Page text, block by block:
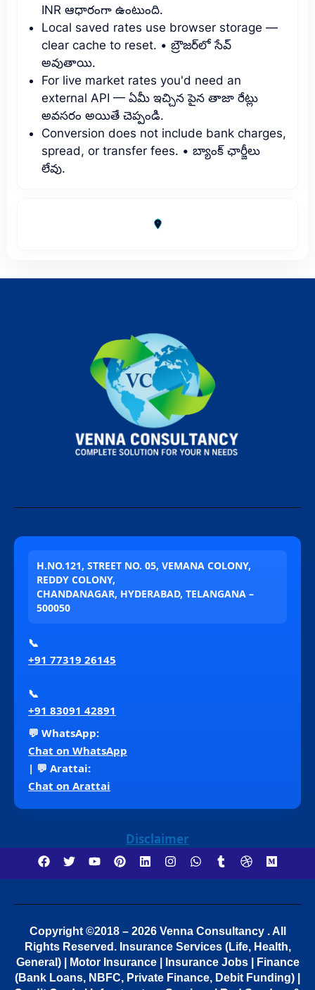
INR ఆధారంగా ఉంటుంది.
Local saved rates use browser storage —
clear cache to reset. • బ్రౌజర్‌లో సేవ్
అవుతాయి.
For live market rates you'd need an
external API — ఏమీ ఇచ్చిన పైన తాజా రేట్లు
అవసరం అయితే చెప్పండి.
Conversion does not include bank charges,
spread, or transfer fees. • బ్యాంక్ ఛార్జీలు
లేవు.
H.NO.121, STREET NO. 05, VEMANA COLONY,
REDDY COLONY,
CHANDANAGAR, HYDERABAD, TELANGANA –
500050
📞
+91 77319 26145
📞
+91 83091 42891
💬 WhatsApp:
Chat on WhatsApp
| 💬 Arattai:
Chat on Arattai
Disclaimer
Copyright ©2018 – 2026 Venna Consultancy . All
Rights Reserved. Insurance Services (Life, Health,
General) | Motor Insurance | Insurance Jobs | Finance
(Bank Loans, NBFC, Private Finance, Debit Funding) |